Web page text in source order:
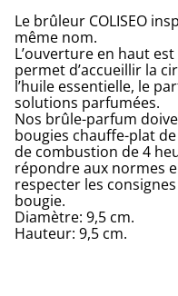
Le brûleur COLISEO
même nom.
L’ouverture en haut
permet d’accueillir la
l’huile essentielle, le
solutions parfumées.
Nos brûle-parfum
bougies chauffe-plat
de combustion de 4
répondre aux normes
respecter les
bougie.
Diamètre: 9,5 cm.
Hauteur: 9,5 cm.